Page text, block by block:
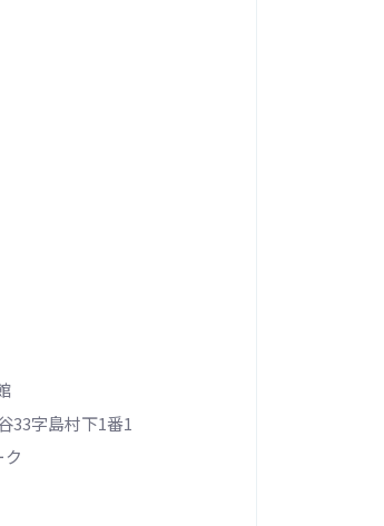
島村下1番1